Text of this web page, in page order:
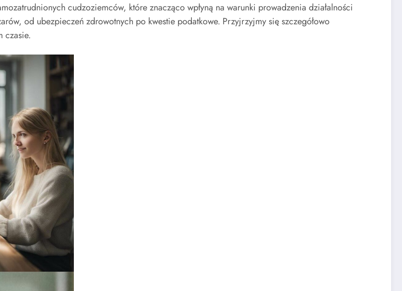
cudzoziemców, które znacząco wpłyną na warunki prowadzenia działalności
od ubezpieczeń zdrowotnych po kwestie podatkowe. Przyjrzyjmy się szczegółowo
czasie.